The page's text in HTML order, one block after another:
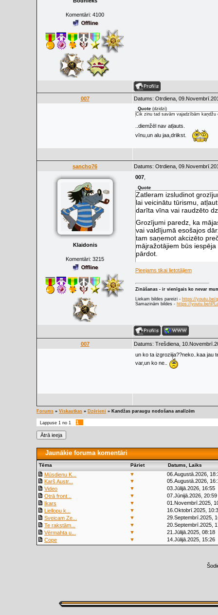
Komentāri: 4100
007 Datums: Otrdiena,
Quote (dzidzi)
Cik zinu tad savām vajadzībām
..diemžēl nav atļauts.
vīnu,un alu jaa,driikst.
sancho76 Datums: Otrdiena,
Klaidonis
Komentāri: 3215
007
Quote
Zatleram izsludinot
lai veicinātu tūrismu,
darīta vīna vai raudzēto
Grozījumi paredz, ka
vai valdījumā esošajos
tam saņemot akcizēto
mājražotājiem būs
pārdot.
Pieejams tikai lietotājiem
Zināšanas - ir vienīgais ko nevar
Liekam bildes pareizi - https://youtu.be/
Samazinām bildes - https://youtu.be/
007
Datums: Trešdiena,
un ko ta izgroziija??neko..kaa jau
var,un ko ne..
Forums » Viskautkas » Dzērieni » Kandžas paraugu nodošana analīzēm
Lappuse 1 no 1 1
Jaunākie foruma komentāri
Tēma Pāriet Datums, Laiks
Mūsdienu K... ▼
06.Augustā.2026,
Karš Austr...
▼
05.Augustā.2026,
Video
▼
03.Jūlijā.2026, 16:55
Otrā front...
▼
07.Jūnijā.2026, 20:59
Ikars
▼
01.Novembrī.2025,
Liellopu k...
▼
16.Oktobrī.2025,
Sveicam Ze...
▼
29.Septembrī.2025,
Te rakstām...
▼
20.Septembrī.2025,
Vērmahta u...
▼
21.Jūlijā.2025, 08:18
Cope
▼ 14.Jūlijā.2025, 15:26